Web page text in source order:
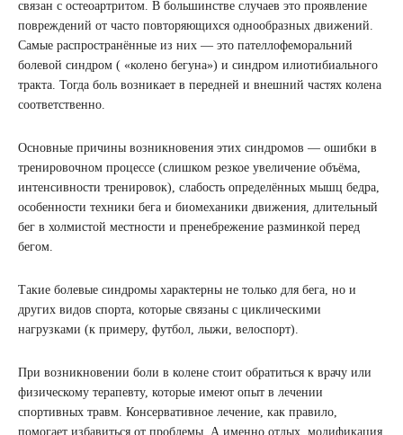
связан с остеоартритом. В большинстве случаев это проявление
повреждений от часто повторяющихся однообразных движений.
Самые распространённые из них — это пателлофеморальний
болевой синдром ( «колено бегуна») и синдром илиотибиального
тракта. Тогда боль возникает в передней и внешний частях колена
соответственно.
Основные причины возникновения этих синдромов — ошибки в
тренировочном процессе (слишком резкое увеличение объёма,
интенсивности тренировок), слабость определённых мышц бедра,
особенности техники бега и биомеханики движения, длительный
бег в холмистой местности и пренебрежение разминкой перед
бегом.
Такие болевые синдромы характерны не только для бега, но и
других видов спорта, которые связаны с циклическими
нагрузками (к примеру, футбол, лыжи, велоспорт).
При возникновении боли в колене стоит обратиться к врачу или
физическому терапевту, которые имеют опыт в лечении
спортивных травм. Консервативное лечение, как правило,
помогает избавиться от проблемы. А именно отдых, модификация